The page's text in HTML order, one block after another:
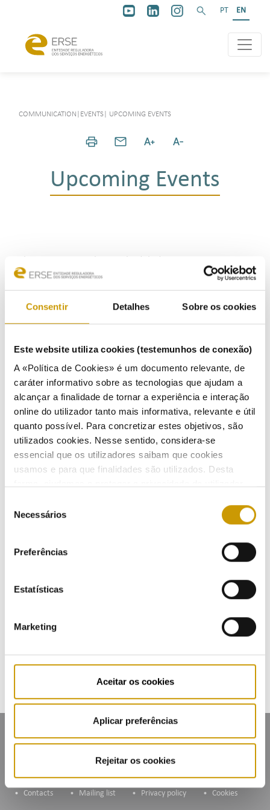
Consentir Detalhes Sobre os cookies
Este website utiliza cookies (testemunhos de conexão)
A «Política de Cookies» é um documento relevante, de
caráter informativo sobre as tecnologias que ajudam a
alcançar a finalidade de tornar a experiência e interação
online do utilizador tanto mais informativa, relevante e útil
quanto possível. Para concretizar estes objetivos, são
utilizados cookies. Nesse sentido, considera-se
essencial que os utilizadores saibam que cookies
usamos e para que finalidades são utilizados. Desta
simples possível de usar. Para obter mais informações
sobre como são tratados os seus dados pessoais,
Necessários
Preferências
Estatísticas
Marketing
Aceitar os cookies
Aplicar preferências
Rejeitar os cookies
PT EN
COMMUNICATION
Press Releases
Bulletins (PT)
Multimedia
Publications (PT)
Upcoming Events
Past Events
COMMUNICATION EVENTS UPCOMING EVENTS
Upcoming Events
There are currently no scheduled events.
Contacts Mailing list Privacy policy Cookies